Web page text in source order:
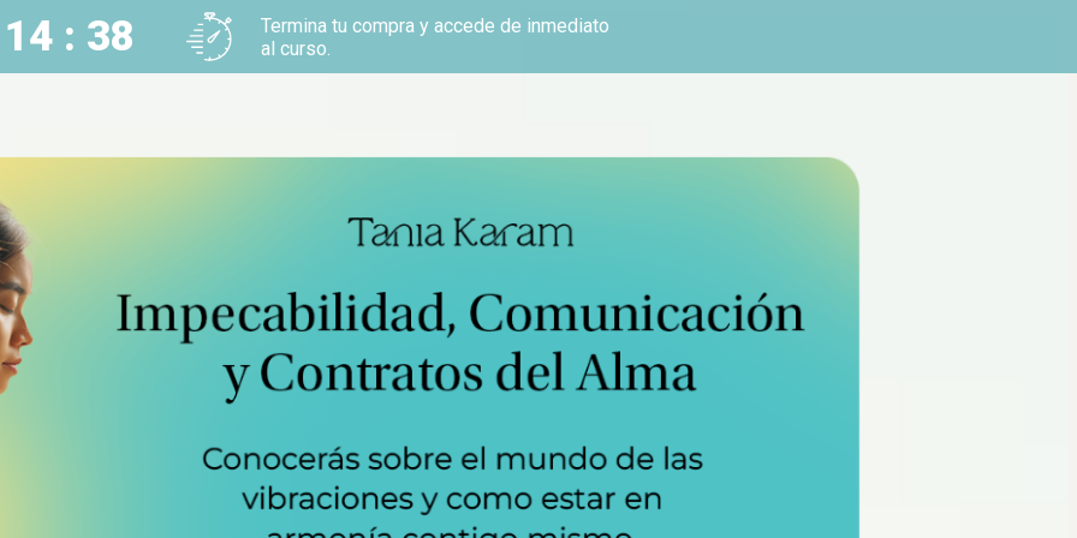
: 37
Termina tu compra y accede de inmediato
al curso.